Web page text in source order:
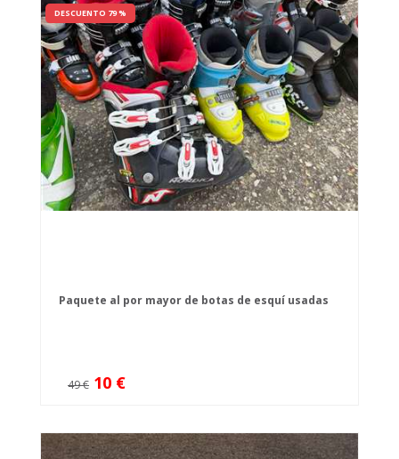
DESCUENTO 79 %
Paquete al por mayor de botas de esquí usadas
49 € 10 €